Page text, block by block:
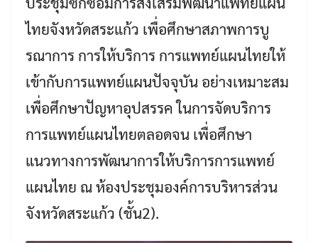
ไทยจังหวัดสระแก้ว เพื่อศึกษาสภาพการบู
รณาการ การให้บริการ การแพทย์แผนไทยให้
เข้ากับการแพทย์แผนปัจจุบัน อย่างเหมาะสม
เพื่อศึกษาปัญหาอุปสรรค ในการจัดบริการ
การแพทย์แผนไทยตลอดจน เพื่อศึกษา
แนวทางการพัฒนาการให้บริการการแพทย์
แผนไทย ณ ห้องประชุมองค์การบริหารส่วน
จังหวัดสระแก้ว (ชั้น2).